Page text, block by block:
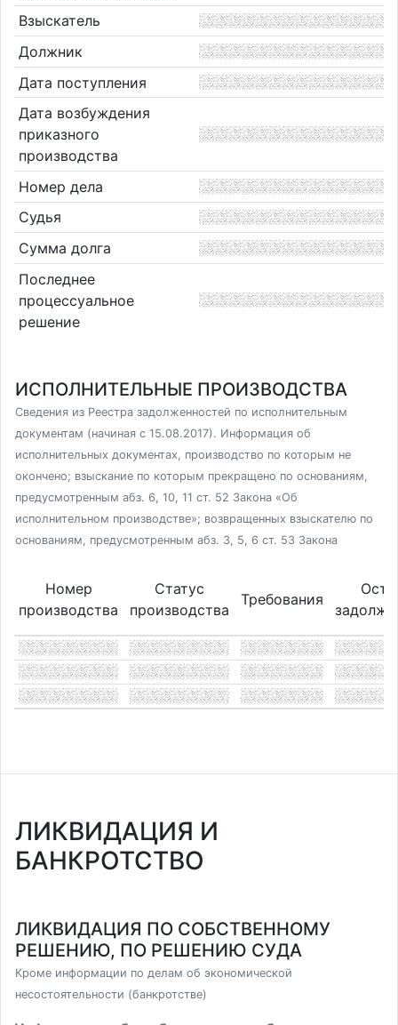
Взыскатель
Должник
Дата поступления
Дата возбуждения
приказного
производства
Номер дела
Судья
Сумма долга
Последнее
процессуальное
решение
ИСПОЛНИТЕЛЬНЫЕ ПРОИЗВОДСТВА
Сведения из Реестра задолженностей по исполнительным
документам (начиная с 15.08.2017). Информация об
исполнительных документах, производство по которым не
окончено; взыскание по которым прекращено по основаниям,
предусмотренным абз. 6, 10, 11 ст. 52 Закона «Об
исполнительном производстве»; возвращенных взыскателю по
основаниям, предусмотренным абз. 3, 5, 6 ст. 53 Закона
Номер
производства
Статус
производства
Требования
ЛИКВИДАЦИЯ И
БАНКРОТСТВО
ЛИКВИДАЦИЯ ПО СОБСТВЕННОМУ
РЕШЕНИЮ, ПО РЕШЕНИЮ СУДА
Кроме информации по делам об экономической
несостоятельности (банкротстве)